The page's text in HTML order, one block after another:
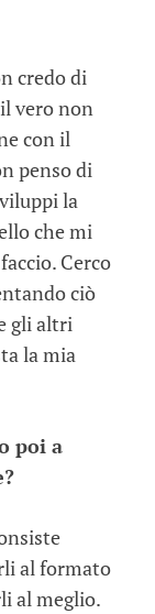
credo di
vero non
con il
penso di
la
che mi
Cerco
ciò
gli altri
la mia
poi a
al formato
al meglio.